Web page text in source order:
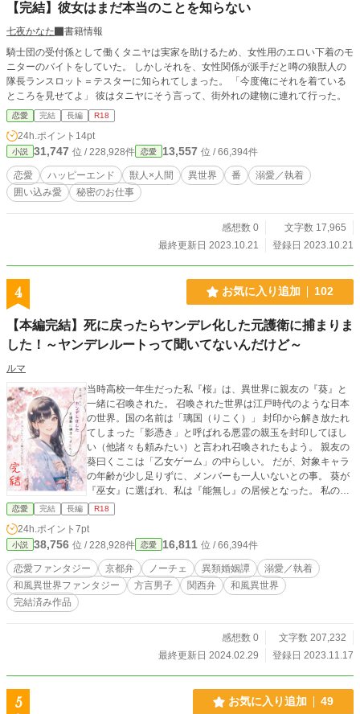
新に関して：7/6変更しました。 執筆状況の為更新不定期なるかもしれないで
す。 1日1回は更新したい。 ～＊～＊～＊～＊～＊～＊～＊～＊～＊～＊～＊～
＊～＊～＊～＊～＊～＊～ ＊他社投稿サイトに掲載中。 ・pixiv：緋月 十彩(と
いろ) （pixivFANBOXにてスピンオフやサイドストーリーも公開中） ・小説家に
なろう(ムーンライトノベルズ)：ほむら はる
【完結】彼女はまだ本当のことを知らない
七夜かなた
書籍情報
騎士団の受付係として働くタニヤは実家を助けるため、女性用のエロい下着のモ
ニターのバイトをしていた。 しかしそれを、女性関係が派手だと噂の狼獣人の
隊長ランスロット＝テスターに知られてしまった。 「今度俺にそれを着ている
ところを見せてよ」 彼はタニヤにそう言って、街外れの建物に連れて行った。
恋愛 完結 長編 R18
24h.ポイント 14pt
小説 31,747 位 / 228,928件 恋愛 13,557 位 / 66,394件
恋愛 ハッピーエンド 獣人×人間 異世界 番
溺愛／執着
囲い込み愛
秘密のお仕事
感想数 0
文字数 17,965
最終更新日 2023.10.21
登録日 2023.10.21
4 お気に入り追加 102
【本編完結】死に戻ったらヤンデレ化した元護衛に捕まりま
した！～ヤンデレルートって聞いてないんだけど～
ルマ
当時高校一年生だった私『桜』は、異世界に親友の『葵』と
一緒に召喚された。 召喚された世界は江戸時代のような日本
の世界。国の名前は「璃国（りこく）」 封印から解き放たれ
てしまった「影憑き」と呼ばれる悪霊の親玉を封印してほし
い（他諸々も頼みたい）と言われ召喚されたもよう。 親友の
葵曰くここは「乙女ゲーム」の中らしい。 だが、対象キャラ
の年齢が少し足りずに、メンバーも一人いないとの事。 葵が
『巫女』に選ばれ、私は『能無し』の居候となった。 私の護
衛の美少年で狐の妖の『暁（名前は知らないので私が勝手に
つけた）』と厭味をいわれつつ、たまに優しくされながら
（？）一緒に過ごしていたら、なんか旅から帰ってきた様子
のおかしい葵に刺されて死んでしまった。 目が覚めると元の
世界に戻れたので、現在２４歳大学生として過ごしていた
ら、なんと再び異世界に・・・？！ だけど異世界についた
ら、誰も周りにいない・・・！ もう、こうなったら何とか
ったよ・・・城下町裏の花街）で再び出会った狐の妖の少年
は大人になっていて、なんとヤンデレに無事成長？！ 私に
「愛してる」って・・・ え？なんで？私嫌われてたと思って
たんだけど？ 死に戻ったらずぶずぶに愛されて、溺愛され
て、いつのまにか調教されちゃう・・・そんなお話です。 ５
話（各２万文字以上、合計１０万文字以上）くらいで終了い
恋愛 完結 長編 R18
24h.ポイント 7pt
小説 38,756 位 / 228,928件 恋愛 16,811 位 / 66,394件
恋愛ファンタジー 京都弁 ノーチェ 異類婚姻譚
溺愛／執着
和風異世界ファンタジー
方言男子 関西弁
和風異世界
完結済み作品
感想数 0
文字数 207,232
最終更新日 2024.02.29
登録日 2023.11.17
5 お気に入り追加 49